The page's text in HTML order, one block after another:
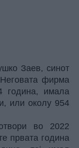
Заев, синот
фирма
година, имала
или околу 954
во 2022
првата година